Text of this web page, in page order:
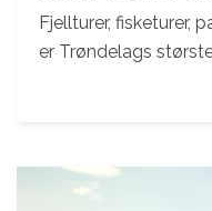
Fjellturer, fisketurer,
er Trøndelags